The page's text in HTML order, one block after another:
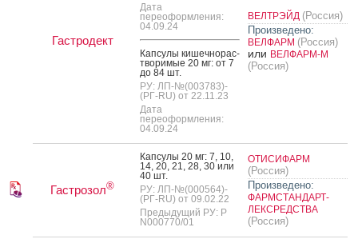
Гастродект
Дата
переоформления:
04.09.24
Кап­су­лы ки­шеч­но­рас­
тво­римые 20 мг: от 7
до 84 шт.
РУ: ЛП-№(003783)-
(РГ-RU) от 22.11.23
Дата
переоформления:
04.09.24
ВЕЛТРЭЙД (Россия)
Произведено:
ВЕЛФАРМ (Россия)
или ВЕЛФАРМ-М
(Россия)
Гастрозол®
Кап­су­лы 20 мг: 7, 10,
14, 20, 21, 28, 30 или
40 шт.
РУ: ЛП-№(000564)-
(РГ-RU) от 09.02.22
Предыдущий РУ: Р
N000770/01
ОТИСИФАРМ
(Россия)
Произведено:
ФАРМСТАНДАРТ-
ЛЕКСРЕДСТВА
(Россия)